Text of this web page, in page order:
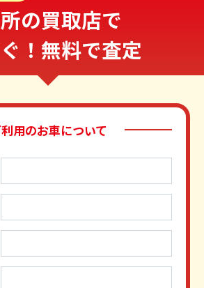
の買取店で
！無料で査定
用のお車について